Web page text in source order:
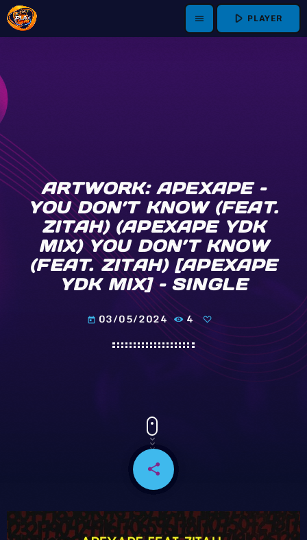
menu play_arrow PLAYER
ARTWORK: APEXAPE –
YOU DON’T KNOW (FEAT.
ZITAH) (APEXAPE YDK
MIX) YOU DON’T KNOW
(FEAT. ZITAH) [APEXAPE
YDK MIX] – SINGLE
today 03/05/2024 4
share
email